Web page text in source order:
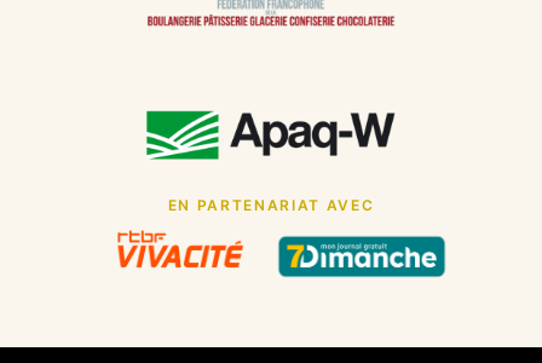
EN PARTENARIAT AVEC